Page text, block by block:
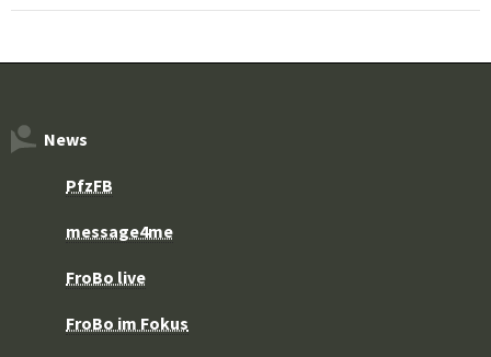
News
PfzFB
message4me
FroBo live
FroBo im Fokus